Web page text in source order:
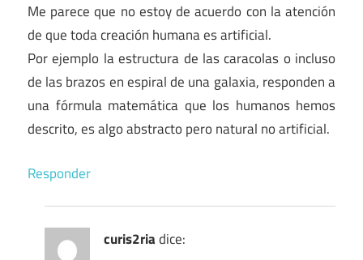
Me parece que no estoy de acuerdo con la atención
de que toda creación humana es artificial.
Por ejemplo la estructura de las caracolas o incluso
de las brazos en espiral de una galaxia, responden a
una fórmula matemática que los humanos hemos
descrito, es algo abstracto pero natural no artificial.
Responder
curis2ria dice: